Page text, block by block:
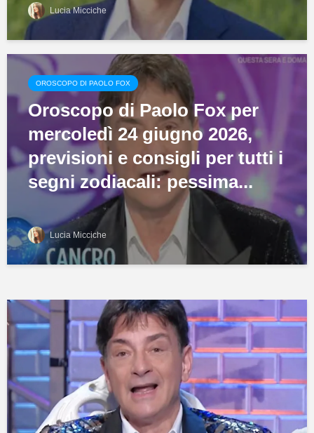
Lucia Micciche
OROSCOPO DI PAOLO FOX
Oroscopo di Paolo Fox per
mercoledì 24 giugno 2026,
previsioni e consigli per tutti i
segni zodiacali: pessima...
Lucia Micciche